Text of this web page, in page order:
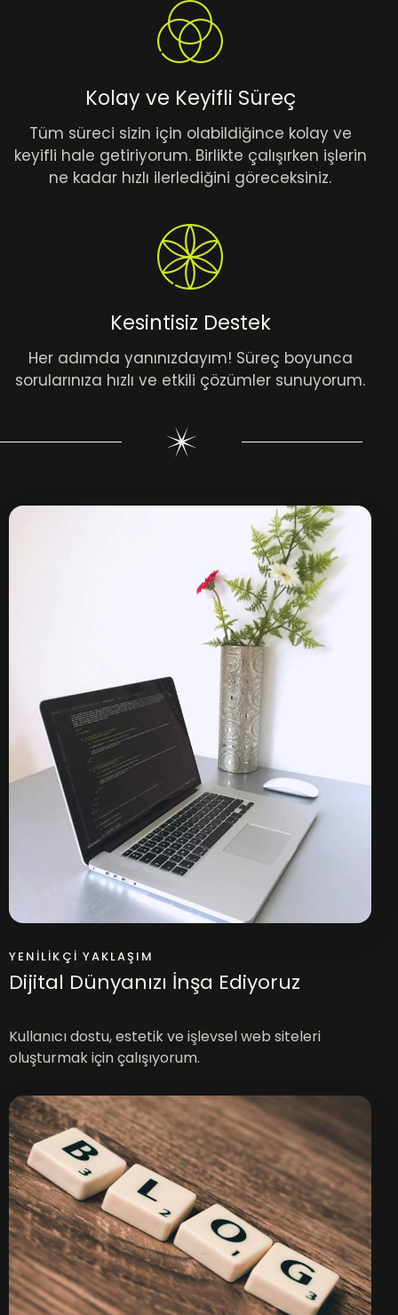
Kolay ve Keyifli Süreç
Tüm süreci sizin için olabildiğince kolay ve
keyifli hale getiriyorum. Birlikte çalışırken işlerin
ne kadar hızlı ilerlediğini göreceksiniz.
Kesintisiz Destek
Her adımda yanınızdayım! Süreç boyunca
sorularınıza hızlı ve etkili çözümler sunuyorum.
YENILIKÇI YAKLAŞIM
Dijital Dünyanızı İnşa Ediyoruz
Kullanıcı dostu, estetik ve işlevsel web siteleri
oluşturmak için çalışıyorum.